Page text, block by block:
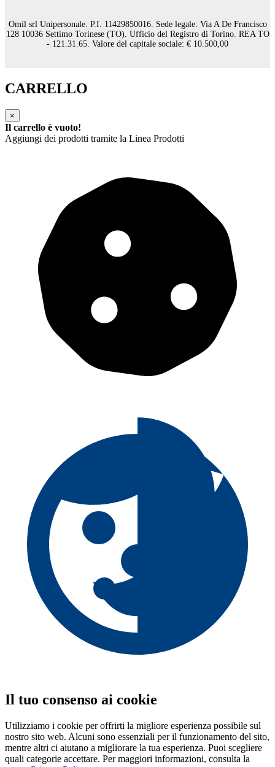
Omil srl Unipersonale. P.I. 11429850016. Sede legale: Via A De Francisco
128 10036 Settimo Torinese (TO). Ufficio del Registro di Torino. REA TO
- 121.31.65. Valore del capitale sociale: € 10.500,00
CARRELLO
×
Il carrello è vuoto!
Aggiungi dei prodotti tramite la Linea Prodotti
Il tuo consenso ai cookie
Utilizziamo i cookie per offrirti la migliore esperienza possibile sul
nostro sito web. Alcuni sono essenziali per il funzionamento del sito,
mentre altri ci aiutano a migliorare la tua esperienza. Puoi scegliere
quali categorie accettare. Per maggiori informazioni, consulta la